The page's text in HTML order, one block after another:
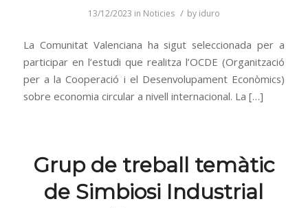
13/12/2023 in Noticies / by iduro
La Comunitat Valenciana ha sigut seleccionada per a
participar en l’estudi que realitza l’OCDE (Organització
per a la Cooperació i el Desenvolupament Econòmics)
sobre economia circular a nivell internacional. La […]
Grup de treball temàtic
de Simbiosi Industrial